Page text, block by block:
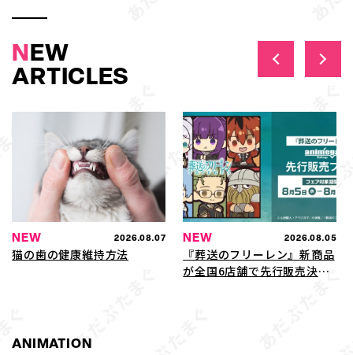
NEW
ARTICLES
NEW 2026.08.07
猫の歯の健康維持方法
NEW 2026.08.05
『葬送のフリーレン』新商品
が全国6店舗で先行販売決
ANIMATION